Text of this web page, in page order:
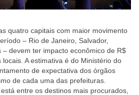
quatro capitais com maior movimento
– Rio de Janeiro, Salvador,
– devem ter impacto econômico de R$
A estimativa é do Ministério do
de expectativa dos órgãos
de cada uma das prefeituras.
entre os destinos mais procurados,